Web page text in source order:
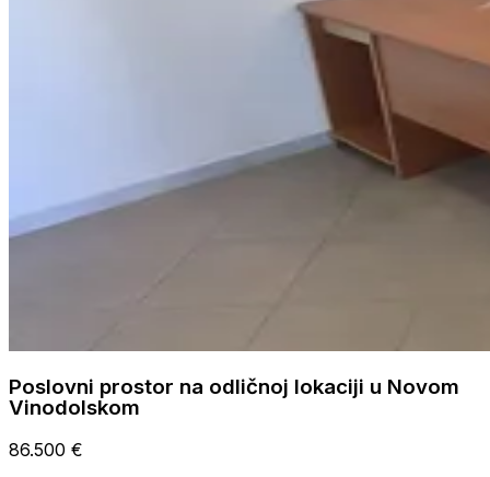
Poslovni prostor na odličnoj lokaciji u Novom
Vinodolskom
86.500 €